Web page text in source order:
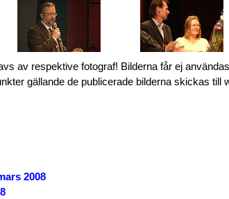
av respektive fotograf! Bilderna får ej
gällande de publicerade bilderna skickas till
2008